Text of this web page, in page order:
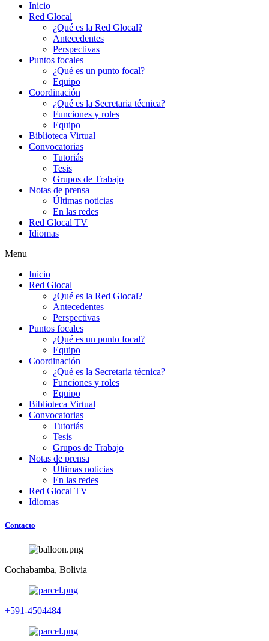
Inicio
Red Glocal
¿Qué es la Red Glocal?
Antecedentes
Perspectivas
Puntos focales
¿Qué es un punto focal?
Equipo
Coordinación
¿Qué es la Secretaria técnica?
Funciones y roles
Equipo
Biblioteca Virtual
Convocatorias
Tutoriás
Tesis
Grupos de Trabajo
Notas de prensa
Últimas noticias
En las redes
Red Glocal TV
Idiomas
Menu
Inicio
Red Glocal
¿Qué es la Red Glocal?
Antecedentes
Perspectivas
Puntos focales
¿Qué es un punto focal?
Equipo
Coordinación
¿Qué es la Secretaria técnica?
Funciones y roles
Equipo
Biblioteca Virtual
Convocatorias
Tutoriás
Tesis
Grupos de Trabajo
Notas de prensa
Últimas noticias
En las redes
Red Glocal TV
Idiomas
Contacto
Cochabamba, Bolivia
+591-4504484